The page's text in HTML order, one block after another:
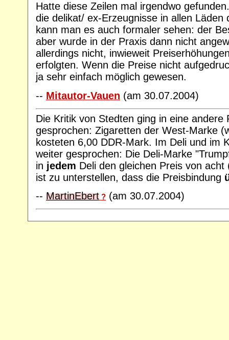
Hatte diese Zeilen mal irgendwo
die delikat/ ex-Erzeugnisse in allen Läden
kann man es auch formaler sehen: der
aber wurde in der Praxis dann nicht
allerdings nicht, inwieweit
erfolgten. Wenn die Preise nicht
ja sehr einfach möglich gewesen.
-- Mitautor-Vauen (am 30.07.2004)
Die Kritik von Stedten ging in eine andere
gesprochen: Zigaretten der West-Marke
kosteten 6,00 DDR-Mark. Im Deli und im
weiter gesprochen: Die Deli-Marke
in jedem Deli den gleichen Preis von
ist zu unterstellen, dass die Preisbindung
-- MartinEbert ? (am 30.07.2004)